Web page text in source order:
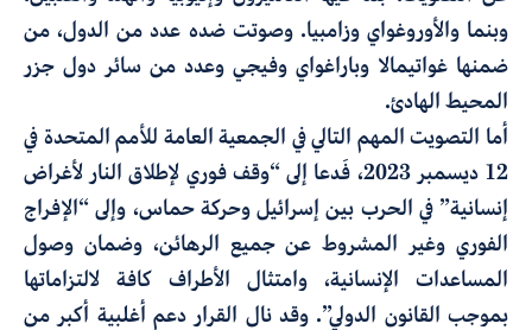
وبنما والأوروغواي وزامبيا. وصوتت ضده عدد من الدول، من
ضمنها غواتيمالا وباراغواي وفيجي وعدد من سائر دول جزر
المحيط الهادئ.
أما التصويت المهم التالي في الجمعية العامة للأمم المتحدة في
12 ديسمبر 2023، فَدعا إلى “وقف فوري لإطلاق النار لأغراض
إنسانية” في الحرب بين إسرائيل وحركة حماس، وإلى “الإفراج
الفوري وغير المشروط عن جميع الرهائن، وضمان وصول
المساعدات الإنسانية، وامتثال الأطراف كافة لالتزاماتها
بموجب القانون الدولي”. وقد نال القرار دعم أغلبية أكبر من